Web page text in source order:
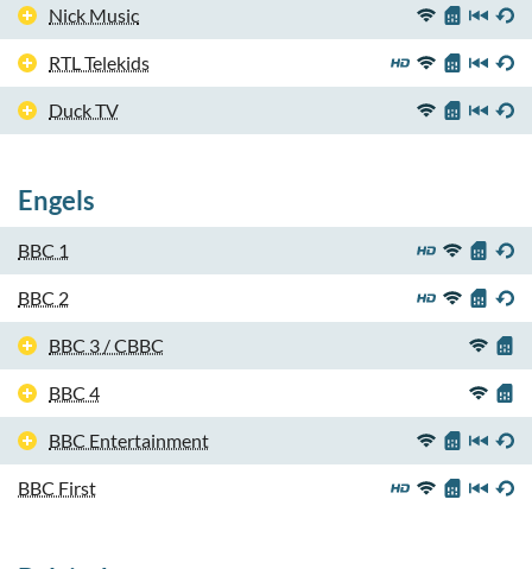
Nick Music
RTL Telekids
Duck TV
Engels
BBC 1
BBC 2
BBC 3 / CBBC
BBC 4
BBC Entertainment
BBC First